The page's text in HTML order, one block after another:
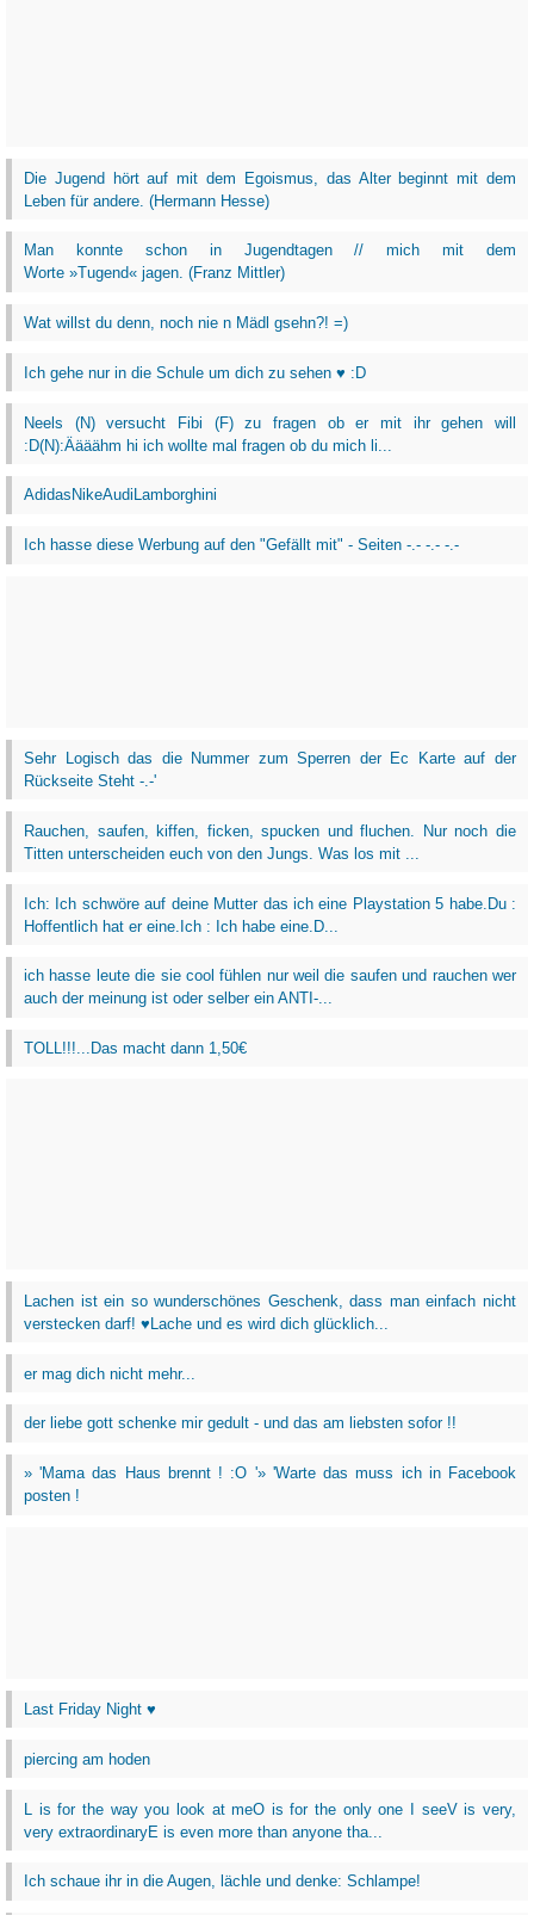
Die Jugend hört auf mit dem Egoismus, das Alter beginnt mit dem
Leben für andere. (Hermann Hesse)
Man konnte schon in Jugendtagen // mich mit dem
Worte »Tugend« jagen. (Franz Mittler)
Wat willst du denn, noch nie n Mädl gsehn?! =)
Ich gehe nur in die Schule um dich zu sehen ♥ :D
Neels (N) versucht Fibi (F) zu fragen ob er mit ihr gehen will
:D(N):Äääähm hi ich wollte mal fragen ob du mich li...
AdidasNikeAudiLamborghini
Ich hasse diese Werbung auf den "Gefällt mit" - Seiten -.- -.- -.-
Sehr Logisch das die Nummer zum Sperren der Ec Karte auf der
Rückseite Steht -.-'
Rauchen, saufen, kiffen, ficken, spucken und fluchen. Nur noch die
Titten unterscheiden euch von den Jungs. Was los mit ...
Ich: Ich schwöre auf deine Mutter das ich eine Playstation 5 habe.Du :
Hoffentlich hat er eine.Ich : Ich habe eine.D...
ich hasse leute die sie cool fühlen nur weil die saufen und rauchen wer
auch der meinung ist oder selber ein ANTI-...
TOLL!!!...Das macht dann 1,50€
Lachen ist ein so wunderschönes Geschenk, dass man einfach nicht
verstecken darf! ♥Lache und es wird dich glücklich...
er mag dich nicht mehr...
der liebe gott schenke mir gedult - und das am liebsten sofor !!
» 'Mama das Haus brennt ! :O '» 'Warte das muss ich in Facebook
posten !
Last Friday Night ♥
piercing am hoden
L is for the way you look at meO is for the only one I seeV is very,
very extraordinaryE is even more than anyone tha...
Ich schaue ihr in die Augen, lächle und denke: Schlampe!